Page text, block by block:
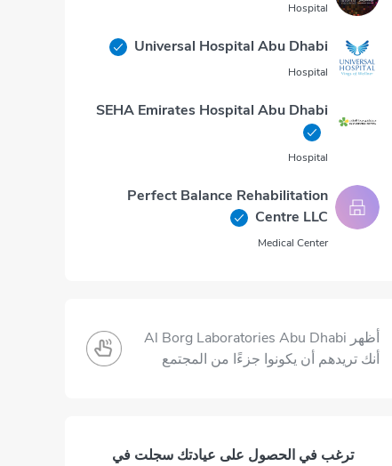
Hospital
Universal Hospital Abu Dhabi
Hospital
SEHA Emirates Hospital Abu Dhabi
Hospital
Perfect Balance Rehabilitation
Centre LLC
Medical Center
أظهر Al Borg Laboratories Abu Dhabi
أنك تريدهم أن يكونوا جزءًا من المجتمع
ترغب في الحصول على عيادتك سجلت في